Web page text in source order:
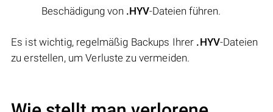
Beschädigung von .HYV-Dateien führen.
Es ist wichtig, regelmäßig Backups Ihrer .HYV-Dateien
zu erstellen, um Verluste zu vermeiden.